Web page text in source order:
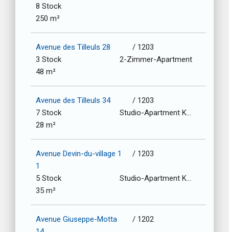
8 Stock
250 m²
Avenue des Tilleuls 28
/ 1203
3 Stock
2-Zimmer-Apartment
48 m²
Avenue des Tilleuls 34
/ 1203
7 Stock
Studio-Apartment Kochnische
28 m²
Avenue Devin-du-village 1
1
/ 1203
5 Stock
Studio-Apartment Kochnische
35 m²
Avenue Giuseppe-Motta
/ 1202